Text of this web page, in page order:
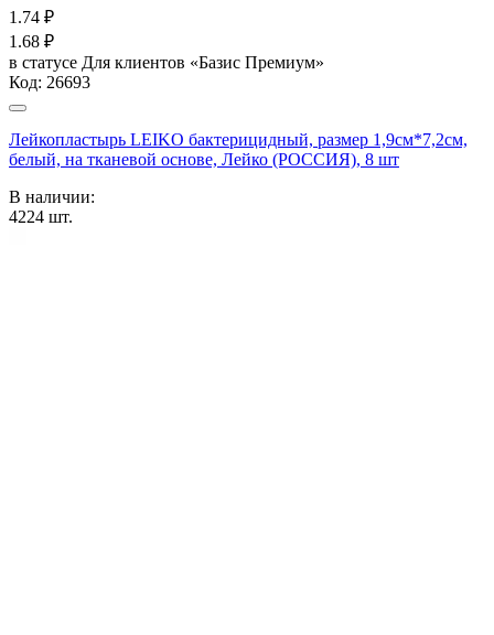
1.74 ₽
1.68 ₽
в статусе Для клиентов «Базис Премиум»
Код: 26693
Лейкопластырь LEIKO бактерицидный, размер 1,9см*7,2см,
белый, на тканевой основе, Лейко (РОССИЯ), 8 шт
В наличии:
4224 шт.